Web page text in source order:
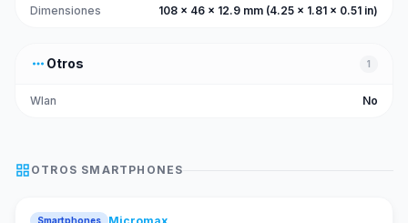
Dimensiones 108 x 46 x 12.9 mm (4.25 x 1.81 x 0.51 in)
more_horiz Otros 1
Wlan No
grid_view OTROS SMARTPHONES
Smartphones Micromax